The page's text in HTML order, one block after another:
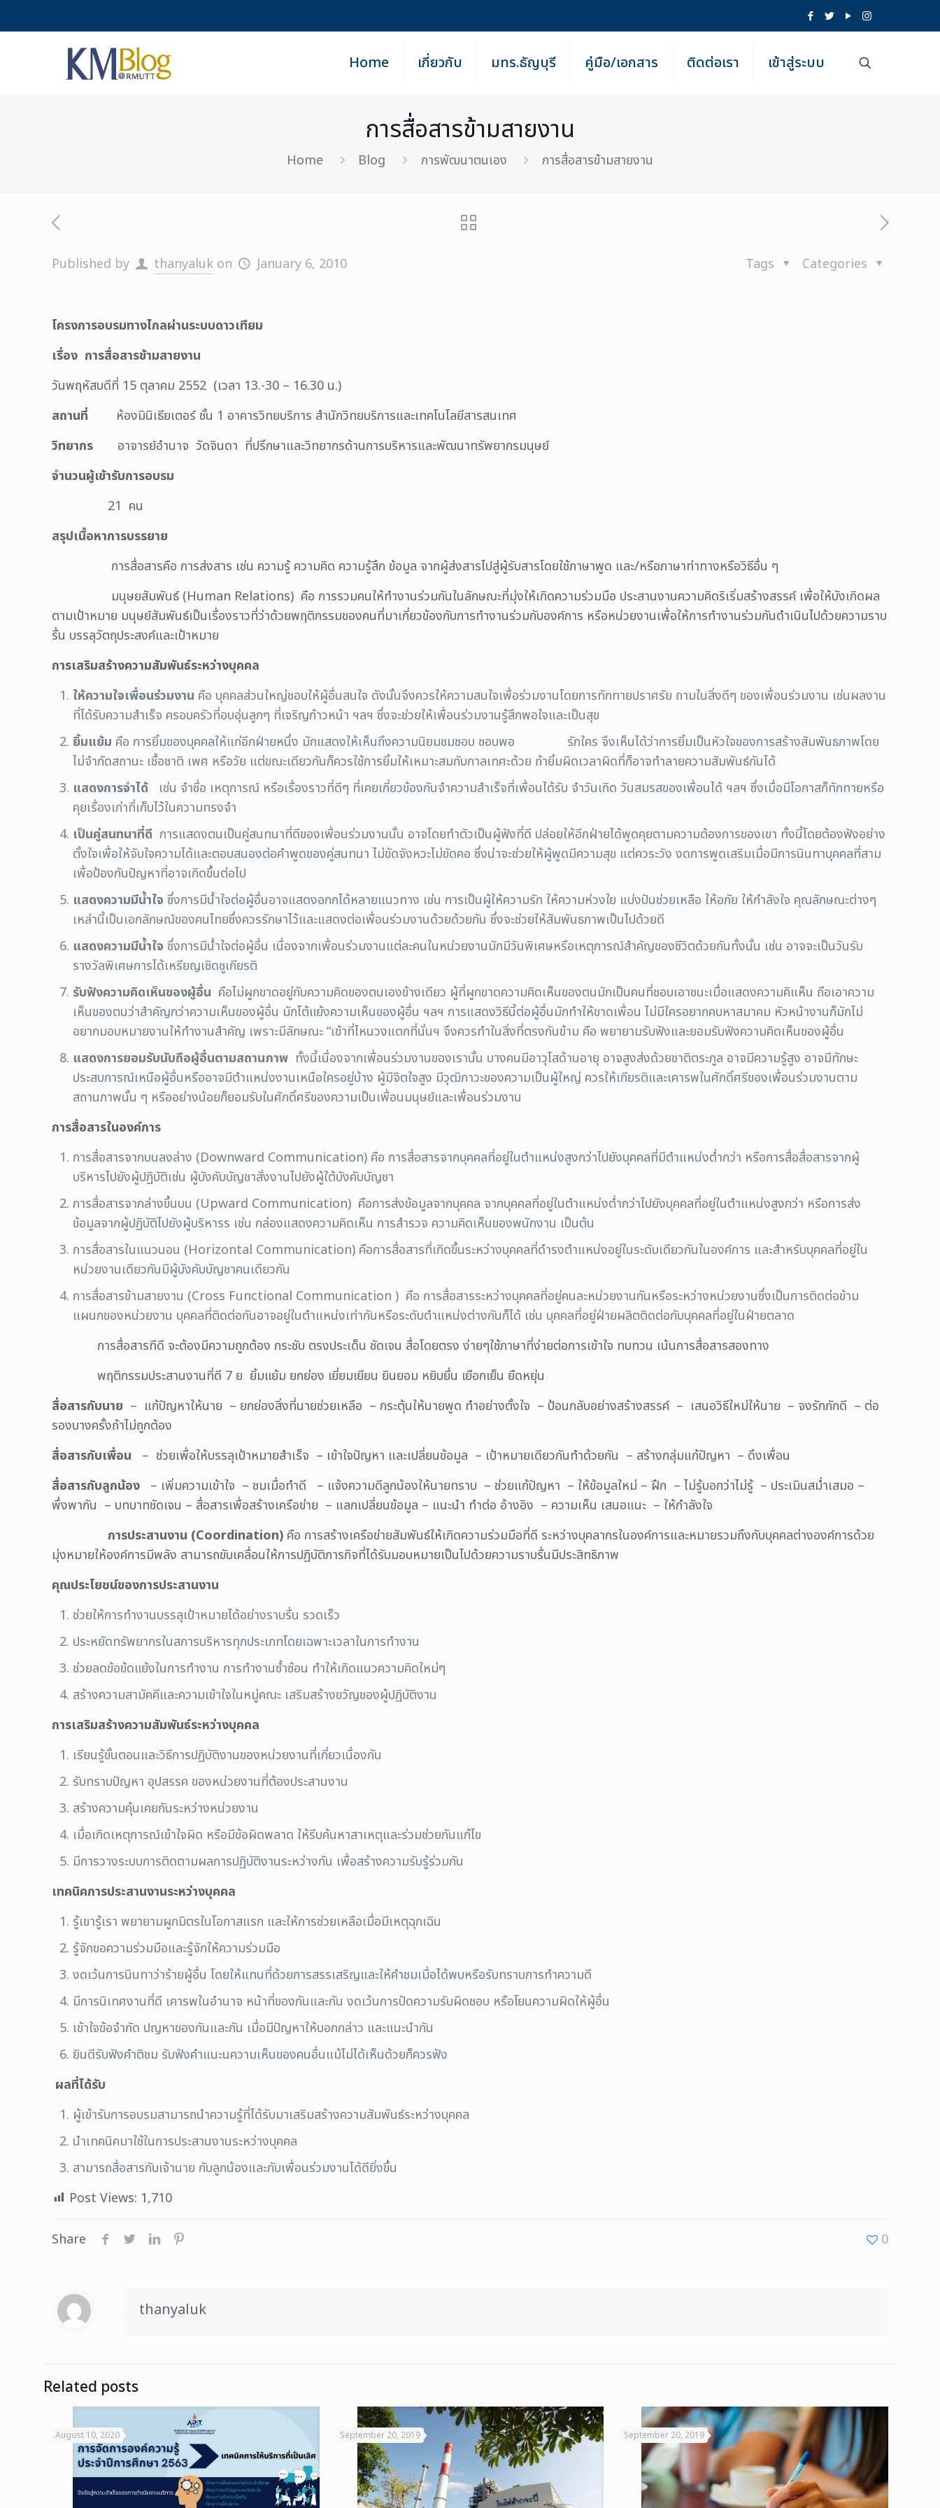
Home เกี่ยวกับ มทร.ธัญบุรี คู่มือ/เอกสาร ติดต่อเรา เข้าสู่ระบบ
การสื่อสารข้ามสายงาน
Home Blog การพัฒนาตนเอง การสื่อสารข้ามสายงาน
Published by thanyaluk on January 6, 2010 Categories
Tags
โครงการอบรมทางไกลผ่านระบบดาวเทียม
เรื่อง การสื่อสารข้ามสายงาน
วันพฤหัสบดีที่ 15 ตุลาคม 2552 (เวลา 13.-30 – 16.30 น.)
สถานที่ ห้องมินิเธียเตอร์ ชั้น 1 อาคารวิทยบริการ สำนักวิทยบริการและเทคโนโลยีสารสนเทศ
วิทยากร อาจารย์อำนาจ วัดจินดา ที่ปรึกษาและวิทยากรด้านการบริหารและพัฒนาทรัพยากรมนุษย์
จำนวนผู้เข้ารับการอบรม
21 คน
สรุปเนื้อหาการบรรยาย
การสื่อสารคือ การส่งสาร เช่น ความรู้ ความคิด ความรู้สึก ข้อมูล จากผู้ส่งสารไปสู่ผู้รับสารโดยใช้ภาษาพูด และ/หรือภาษาท่าทางหรือวิธีอื่น ๆ
มนุษยสัมพันธ์ (Human Relations) คือ การรวมคนให้ทำงานร่วมกันในลักษณะที่มุ่งให้เกิดความร่วมมือ ประสานงานความคิดริเริ่มสร้างสรรค์ เพื่อให้บังเกิดผล
ตามเป้าหมาย มนุษย์สัมพันธ์เป็นเรื่องราวที่ว่าด้วยพฤติกรรมของคนที่มาเกี่ยวข้องกับการทำงานร่วมกับองค์การ หรือหน่วยงานเพื่อให้การทำงานร่วมกันดำเนินไปด้วยความราบ
รื่น บรรลุวัตถุประสงค์และเป้าหมาย
การเสริมสร้างความสัมพันธ์ระหว่างบุคคล
ให้ความใจเพื่อนร่วมงาน คือ บุคคลส่วนใหญ่ชอบให้ผู้อื่นสนใจ ดังนั้นจึงควรให้ความสนใจเพื่อร่วมงานโดยการทักทายปราศรัย ถามในสิ่งดีๆ ของเพื่อนร่วมงาน เช่นผลงาน
ที่ได้รับความสำเร็จ ครอบครัวที่อบอุ่นลูกๆ ที่เจริญก้าวหน้า ฯลฯ ซึ่งจะช่วยให้เพื่อนร่วมงานรู้สึกพอใจและเป็นสุข
ยิ้มแย้ม คือ การยิ้มของบุคคลให้แก่อีกฝ่ายหนึ่ง มักแสดงให้เห็นถึงความนิยมชมชอบ ชอบพอ รักใคร จึงเห็นได้ว่าการยิ้มเป็นหัวใจของการสร้างสัมพันธภาพโดย
ไม่จำกัดสถานะ เชื้อชาติ เพศ หรือวัย แต่ขณะเดียวกันก็ควรใช้การยิ้มให้เหมาะสมกับกาลเทศะด้วย ถ้ายิ้มผิดเวลาผิดที่ก็อาจทำลายความสัมพันธ์กันได้
แสดงการจำได้
เช่น จำชื่อ เหตุการณ์ หรือเรื่องราวที่ดีๆ ที่เคยเกี่ยวข้องกันจำความสำเร็จที่เพื่อนได้รับ จำวันเกิด วันสมรสของเพื่อนได้ ฯลฯ ซึ่งเมื่อมีโอกาสก็ทักทายหรือ
คุยเรื่องเก่าที่เก็บไว้ในความทรงจำ
เป็นคู่สนทนาที่ดี การแสดงตนเป็นคู่สนทนาที่ดีของเพื่อนร่วมงานนั้น อาจโดยทำตัวเป็นผู้ฟังที่ดี ปล่อยให้อีกฝ่ายได้พูดคุยตามความต้องการของเขา ทั้งนี้โดยต้องฟังอย่าง
ตั้งใจเพื่อให้จับใจความได้และตอบสนองต่อคำพูดของคู่สนทนา ไม่ขัดจังหวะไม่ขัดคอ ซึ่งน่าจะช่วยให้ผู้พูดมีความสุข แต่ควระวัง งดการพูดเสริมเมื่อมีการนินทาบุคคลที่สาม
เพื่อป้องกันปัญหาที่อาจเกิดขึ้นต่อไป
แสดงความมีน้ำใจ ซึ่งการมีน้ำใจต่อผู้อื่นอาจแสดงอกกได้หลายแนวทาง เช่น การเป็นผู้ให้ความรัก ให้ความห่วงใย แบ่งปันช่วยเหลือ ให้อภัย ให้กำลังใจ คุณลักษณะต่างๆ
เหล่านี้เป็นเอกลักษณ์ของคนไทยซึ่งควรรักษาไว้และแสดงต่อเพื่อนร่วมงานด้วยด้วยกัน ซึ่งจะช่วยให้สัมพันธภาพเป็นไปด้วยดี
แสดงความมีน้ำใจ ซึ่งการมีน้ำใจต่อผู้อื่น เนื่องจากเพื่อนร่วมงานแต่ละคนในหน่วยงานมักมีวันพิเศษหรือเหตุการณ์สำคัญของชีวิตด้วยกันทั้งนั้น เช่น อาจจะเป็นวันรับ
รางวัลพิเศษการได้เหรียญเชิดชูเกียรติ
รับฟังความคิดเห็นของผู้อื่น คือไม่ผูกขาดอยู่กับความคิดของตนเองข้างเดียว ผู้ที่ผูกขาดความคิดเห็นของตนมักเป็นคนที่ชอบเอาชนะเมื่อแสดงความคิแห็น ถือเอาความ
เห็นของตนว่าสำคัญกว่าความเห็นของผู้อื่น มักโต้แย้งความเห็นของผู้อื่น ฯลฯ การแสดงวิธีนี้ต่อผู้อื่นมักทำให้ขาดเพื่อน ไม่มีใครอยากคบหาสมาคม หัวหน้างานก็มักไม่
อยากมอบหมายงานให้ทำงานสำคัญ เพราะมีลักษณะ “เข้าที่ไหนวงแตกที่นั่นฯ จึงควรทำในสิ่งที่ตรงกันข้าม คือ พยายามรับฟังและยอมรับฟังความคิดเห็นของผู้อื่น
แสดงการยอมรับนับถือผู้อื่นตามสถานภาพ ทั้งนี้เนื่องจากเพื่อนร่วมงานของเรานั้น บางคนมีอาวุโสด้านอายุ อาจสูงส่งด้วยชาติตระกูล อาจมีความรู้สูง อาจมีทักษะ
ประสบการณ์เหนือผู้อื่นหรืออาจมีตำแหน่งงานเหนือใครอยู่บ้าง ผู้มีจิตใจสูง มีวุฒิภาวะของความเป็นผู้ใหญ่ ควรให้เกียรติและเคารพในศักดิ์ศรีของเพื่อนร่วมงานตาม
สถานภาพนั้น ๆ หรืออย่างน้อยก็ยอมรับในศักดิ์ศรีของความเป็นเพื่อนมนุษย์และเพื่อนร่วมงาน
การสื่อสารในองค์การ
การสื่อสารจากบนลงล่าง (Downward Communication) คือ การสื่อสารจากบุคคลที่อยู่ในตำแหน่งสูงกว่าไปยังบุคคลที่มีตำแหน่งต่ำกว่า หรือการสื่อสื่อสารจากผู้
บริหารไปยังผู้ปฏิบัติเช่น ผู้บังคับบัญชาสั่งงานไปยังผู้ใต้บังคับบัญชา
การสื่อสารจากล่างขึ้นบน (Upward Communication) คือการส่งข้อมูลจากบุคคล จากบุคคลที่อยู่ในตำแหน่งต่ำกว่าไปยังบุคคลที่อยู่ในตำแหน่งสูงกว่า หรือการส่ง
ข้อมูลจากผู้ปฏิบัติไปยังผู้บริหารร เช่น กล่องแสดงความคิดเห็น การสำรวจ ความคิดเห็นของพนักงาน เป็นต้น
การสื่อสารในแนวนอน (Horizontal Communication) คือการสื่อสารที่เกิดขึ้นระหว่างบุคคลที่ดำรงตำแหน่งอยู่ในระดับเดียวกันในองค์การ และสำหรับบุคคลที่อยู่ใน
หน่วยงานเดียวกันมีผู้บังคับบัญชาคนเดียวกัน
การสื่อสารข้ามสายงาน (Cross Functional Communication ) คือ การสื่อสารระหว่างบุคคลที่อยู่คนละหน่วยงานกันหรือระหว่างหน่วยงานซึ่งเป็นการติดต่อข้าม
แผนกของหน่วยงาน บุคคลที่ติดต่อกันอาจอยู่ในตำแหน่งเท่ากันหรือระดับตำแหน่งต่างกันก็ได้ เช่น บุคคลที่อยู่ฝ่ายผลิตติดต่อกับบุคคลที่อยู่ในฝ่ายตลาด
การสื่อสารทีดี จะต้องมีความถูกต้อง กระชับ ตรงประเด็น ชัดเจน สื่อโดยตรง ง่ายๆใช้ภาษาที่ง่ายต่อการเข้าใจ ทบทวน เน้นการสื่อสารสองทาง
พฤติกรรมประสานงานที่ดี 7 ย ยิ้มแย้ม ยกย่อง เยี่ยมเยียน ยินยอม หยิบยื่น เยือกเย็น ยืดหยุ่น
สื่อสารกับนาย – แก้ปัญหาให้นาย – ยกย่องสิ่งที่นายช่วยเหลือ – กระตุ้นให้นายพูด ทำอย่างตั้งใจ – ป้อนกลับอย่างสร้างสรรค์ – เสนอวิธีใหม่ให้นาย – จงรักภักดี – ต่อ
รองบางครั้งถ้าไม่ถูกต้อง
สื่อสารกับเพื่อน
– ช่วยเพื่อให้บรรลุเป้าหมายสำเร็จ – เข้าใจปัญหา และเปลี่ยนข้อมูล – เป้าหมายเดียวกันทำด้วยกัน – สร้างกลุ่มแก้ปัญหา – ดึงเพื่อน
สื่อสารกับลูกน้อง – เพิ่มความเข้าใจ – ชมเมื่อทำดี – แจ้งความดีลูกน้องให้นายทราบ – ช่วยแก้ปัญหา – ให้ข้อมูลใหม่ – ฝึก – ไม่รู้บอกว่าไม่รู้ – ประเมินสม่ำเสมอ –
พึ่งพากัน – บทบาทชัดเจน – สื่อสารเพื่อสร้างเครือข่าย – แลกเปลี่ยนข้อมูล – แนะนำ ทำต่อ อ้างอิง – ความเห็น เสนอแนะ – ให้กำลังใจ
การประสานงาน (Coordination) คือ การสร้างเครือข่ายสัมพันธ์ให้เกิดความร่วมมือที่ดี ระหว่างบุคลากรในองค์การและหมายรวมถึงกับบุคคลต่างองค์การด้วย
มุ่งหมายให้องค์การมีพลัง สามารถขับเคลื่อนให้การปฏิบัติภารกิจที่ได้รับมอบหมายเป็นไปด้วยความราบรื่นมีประสิทธิภาพ
คุณประโยชน์ของการประสานงาน
ช่วยให้การทำงานบรรลุเป้าหมายได้อย่างราบรื่น รวดเร็ว
ประหยัดทรัพยากรในสการบริหารทุกประเภทโดยเฉพาะเวลาในการทำงาน
ช่วยลดข้อข้ดแย้งในการทำงาน การทำงานซ้ำซ้อน ทำให้เกิดแนวความคิดใหม่ๆ
สร้างความสามัคคีและความเข้าใจในหมู่คณะ เสริมสร้างขวัญของผู้ปฏิบัติงาน
การเสริมสร้างความสัมพันธ์ระหว่างบุคคล
เรียนรู้ขั้นตอนและวิธีการปฏิบัติงานของหน่วยงานที่เกี่ยวเนื่องกัน
รับทราบปัญหา อุปสรรค ของหน่วยงานที่ต้องประสานงาน
สร้างความคุ้นเคยกันระหว่างหน่วยงาน
เมื่อเกิดเหตุการณ์เข้าใจผิด หรือมีข้อผิดพลาด ให้รีบค้นหาสาเหตุและร่วมช่วยกันแก้ไข
มีการวางระบบการติดตามผลการปฏิบัติงานระหว่างกัน เพื่อสร้างความรับรู้ร่วมกัน
เทคนิคการประสานงานระหว่างบุคคล
รู้เขารู้เรา พยายามผูกมิตรในโอกาสแรก และให้การช่วยเหลือเมื่อมีเหตุฉุกเฉิน
รู้จักขอความร่วมมือและรู้จักให้ความร่วมมือ
งดเว้นการนินทาว่าร้ายผู้อื่น โดยให้แทนที่ด้วยการสรรเสริญและให้คำชมเมื่อได้พบหรือรับทราบการทำความดี
มีการนิเทศงานที่ดี เคารพในอำนาจ หน้าที่ของกันและกัน งดเว้นการปัดความรับผิดชอบ หรือโยนความผิดให้ผู้อื่น
เข้าใจข้อจำกัด ปญหาของกันและกัน เมื่อมีปัญหาให้บอกกล่าว และแนะนำกัน
ยินดีรับฟังคำติชม รับฟังคำแนะนความเห็นของคนอื่นแม้ไม่ได้เห็นด้วยก็ควรฟัง
ผลที่ได้รับ
ผู้เข้ารับการอบรมสามารถนำความรู้ที่ได้รับมาเสริมสร้างความสัมพันธ์ระหว่างบุคคล
นำเทคนิคมาใช้ในการประสานงานระหว่างบุคคล
สามารถสื่อสารกับเจ้านาย กับลูกน้องและกับเพื่อนร่วมงานได้ดียิ่งขึ้น
Post Views: 1,710
Share 0
thanyaluk
Related posts
August 10, 2020 September 20, 2019 September 20, 2019